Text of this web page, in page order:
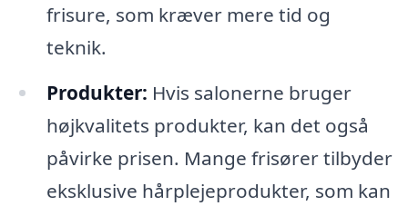
frisure, som kræver mere tid og
teknik.
Produkter: Hvis salonerne bruger
højkvalitets produkter, kan det også
påvirke prisen. Mange frisører tilbyder
eksklusive hårplejeprodukter, som kan